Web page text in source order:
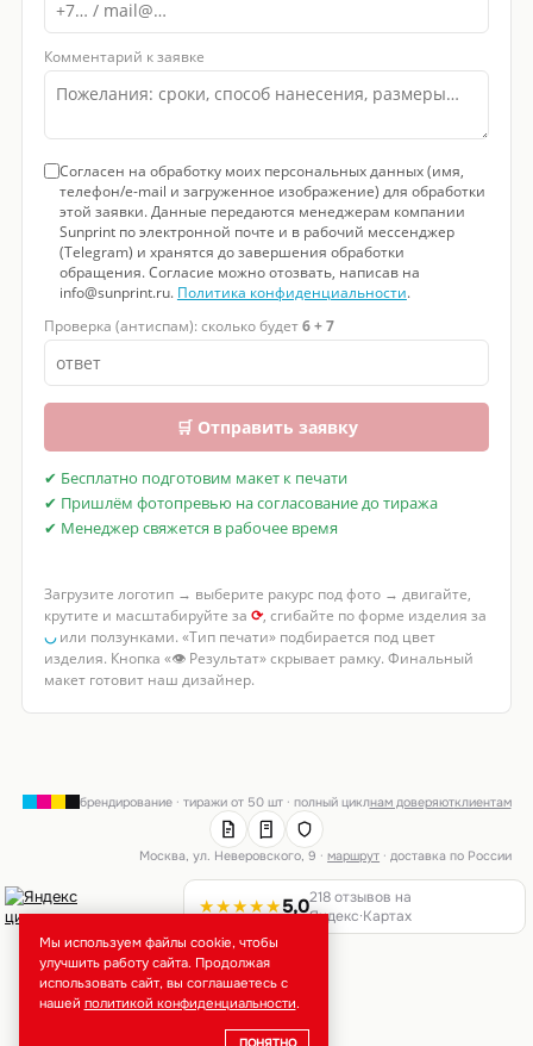
Комментарий к заявке
Согласен на обработку моих персональных данных (имя,
телефон/e-mail и загруженное изображение) для обработки
этой заявки. Данные передаются менеджерам компании
Sunprint по электронной почте и в рабочий мессенджер
(Telegram) и хранятся до завершения обработки
обращения. Согласие можно отозвать, написав на
info@sunprint.ru. Политика конфиденциальности.
Проверка (антиспам): сколько будет6 + 7
🛒 Отправить заявку
✔ Бесплатно подготовим макет к печати
✔ Пришлём фотопревью на согласование до тиража
✔ Менеджер свяжется в рабочее время
Загрузите логотип → выберите ракурс под фото → двигайте,
крутите и масштабируйте за ⟳, сгибайте по форме изделия за
◡или ползунками. «Тип печати» подбирается под цвет
изделия. Кнопка «👁 Результат» скрывает рамку. Финальный
макет готовит наш дизайнер.
брендирование · тиражи от 50 шт · полный циклнам доверяютклиентам
Москва, ул. Неверовского, 9 ·маршрут · доставка по России
★★★★★5,0218 отзывов на
Яндекс·Картах
Мы используем файлы cookie, чтобы
улучшить работу сайта. Продолжая
использовать сайт, вы соглашаетесь с
нашей политикой конфиденциальности.